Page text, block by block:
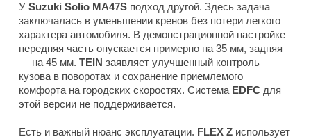
У Suzuki Solio MA47S подход другой. Здесь задача
заключалась в уменьшении кренов без потери легкого
характера автомобиля. В демонстрационной настройке
передняя часть опускается примерно на 35 мм, задняя
— на 45 мм. TEIN заявляет улучшенный контроль
кузова в поворотах и сохранение приемлемого
комфорта на городских скоростях. Система EDFC для
этой версии не поддерживается.
Есть и важный нюанс эксплуатации. FLEX Z использует